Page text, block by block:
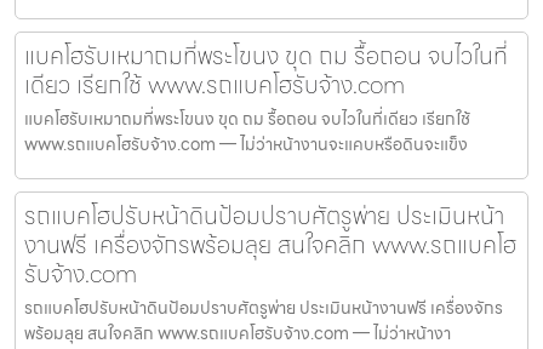
แบคโฮรับเหมาถมที่พระโขนง ขุด ถม รื้อถอน จบไวในที่
เดียว เรียกใช้ www.รถแบคโฮรับจ้าง.com
แบคโฮรับเหมาถมที่พระโขนง ขุด ถม รื้อถอน จบไวในที่เดียว เรียกใช้
www.รถแบคโฮรับจ้าง.com — ไม่ว่าหน้างานจะแคบหรือดินจะแข็ง
รถแบคโฮปรับหน้าดินป้อมปราบศัตรูพ่าย ประเมินหน้า
งานฟรี เครื่องจักรพร้อมลุย สนใจคลิก www.รถแบคโฮ
รับจ้าง.com
รถแบคโฮปรับหน้าดินป้อมปราบศัตรูพ่าย ประเมินหน้างานฟรี เครื่องจักร
พร้อมลุย สนใจคลิก www.รถแบคโฮรับจ้าง.com — ไม่ว่าหน้างา